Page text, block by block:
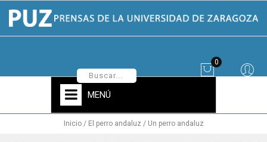
0
MENÚ
Inicio El perro andaluz / Un perro andaluz